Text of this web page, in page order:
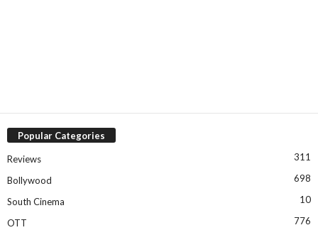
Popular Categories
Reviews 311
Bollywood 698
South Cinema 10
OTT 776